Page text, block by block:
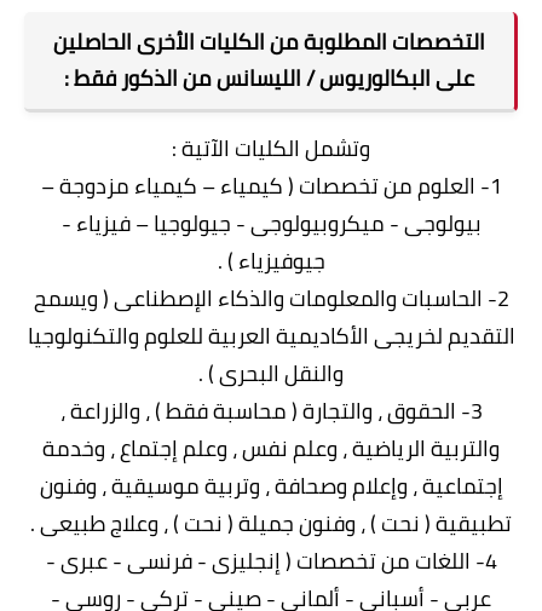
التخصصات المطلوبة من الكليات الأخرى الحاصلين
على البكالوريوس / الليسانس من الذكور فقط :
وتشمل الكليات الآتية :
1- العلوم من تخصصات ( كيمياء – كيمياء مزدوجة –
بيولوجى - ميكروبيولوجى - جيولوجيا – فيزياء -
جيوفيزياء ) .
2- الحاسبات والمعلومات والذكاء الإصطناعى ( ويسمح
التقديم لخريجى الأكاديمية العربية للعلوم والتكنولوجيا
والنقل البحرى ) .
3- الحقوق ، والتجارة ( محاسبة فقط ) ، والزراعة ،
والتربية الرياضية ، وعلم نفس ، وعلم إجتماع ، وخدمة
إجتماعية ، وإعلام وصحافة ، وتربية موسيقية ، وفنون
تطبيقية ( نحت ) ، وفنون جميلة ( نحت ) ، وعلاج طبيعى .
4- اللغات من تخصصات ( إنجليزى - فرنسى - عبرى -
عربى - أسبانى - ألمانى - صينى - تركى - روسى -